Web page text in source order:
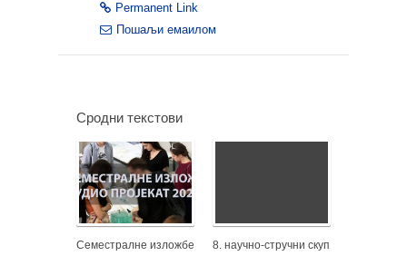
Permanent Link
Пошаљи емаилом
Сродни текстови
Семестралне изложбе
8. научно-стручни скуп